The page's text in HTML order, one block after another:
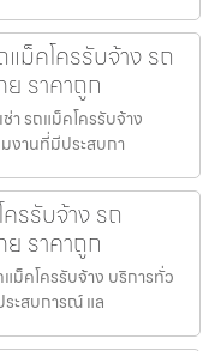
ม็คโครรับจ้าง รถ
ย ราคาถูก
า รถแม็คโครรับจ้าง
งานที่มีประสบกา
รรับจ้าง รถ
ย ราคาถูก
แม็คโครรับจ้าง บริการทั่ว
ะสบการณ์ แล